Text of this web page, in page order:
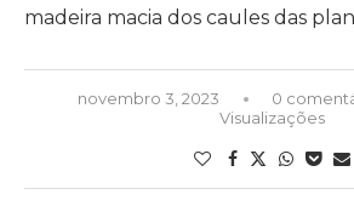
madeira macia dos caules das
novembro 3, 2023 0
Visualizações